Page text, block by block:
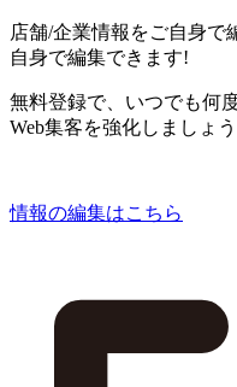
店舗/企業情報をご自身で
自身で編集できます!
無料登録で、いつでも何
Web集客を強化しましょう
情報の編集はこちら